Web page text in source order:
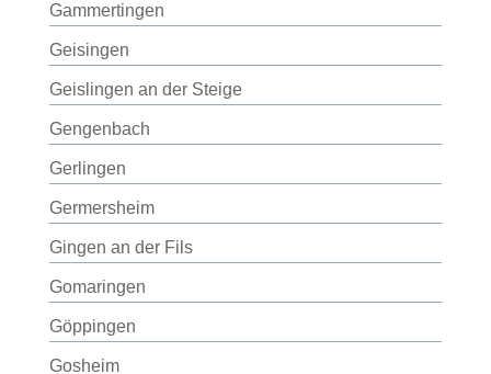
Gammertingen
Geisingen
Geislingen an der Steige
Gengenbach
Gerlingen
Germersheim
Gingen an der Fils
Gomaringen
Göppingen
Gosheim